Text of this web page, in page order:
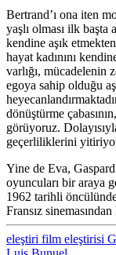
Bertrand’ı ona iten
yaşlı olması ilk başta
kendine aşık
hayat kadınını
varlığı, mücadelenin
egoya sahip olduğu
dönüştürme
görüyoruz.
geçerliliklerini
Yine de Eva,
oyuncuları bir araya
1962 tarihli
Fransız
eleştiri film eleştirisi